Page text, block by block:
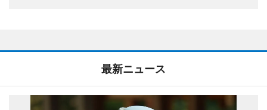
最新ニュース